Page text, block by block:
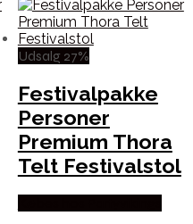
Udsalg 27%
Festivalpakke
Personer
Premium Thora
Telt Festivalstol